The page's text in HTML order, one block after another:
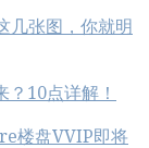
几张图，你就明
10点详解！
楼盘VVIP即将